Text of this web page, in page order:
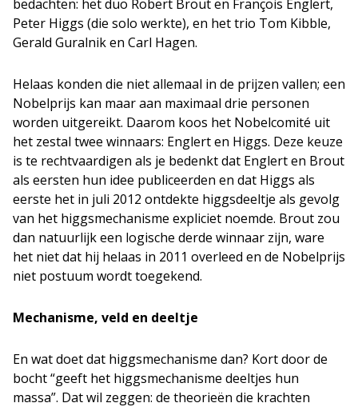
bedachten: het duo Robert Brout en François Englert,
Peter Higgs (die solo werkte), en het trio Tom Kibble,
Gerald Guralnik en Carl Hagen.
Helaas konden die niet allemaal in de prijzen vallen; een
Nobelprijs kan maar aan maximaal drie personen
worden uitgereikt. Daarom koos het Nobelcomité uit
het zestal twee winnaars: Englert en Higgs. Deze keuze
is te rechtvaardigen als je bedenkt dat Englert en Brout
als eersten hun idee publiceerden en dat Higgs als
eerste het in juli 2012 ontdekte higgsdeeltje als gevolg
van het higgsmechanisme expliciet noemde. Brout zou
dan natuurlijk een logische derde winnaar zijn, ware
het niet dat hij helaas in 2011 overleed en de Nobelprijs
niet postuum wordt toegekend.
Mechanisme, veld en deeltje
En wat doet dat higgsmechanisme dan? Kort door de
bocht “geeft het higgsmechanisme deeltjes hun
massa”. Dat wil zeggen: de theorieën die krachten